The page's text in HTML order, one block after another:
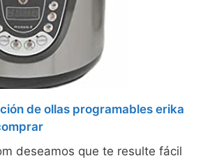
de ollas programables erika
deseamos que te resulte fácil